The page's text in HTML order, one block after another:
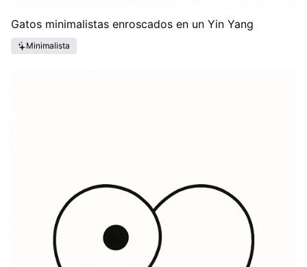
Gatos minimalistas enroscados en un Yin Yang
Minimalista